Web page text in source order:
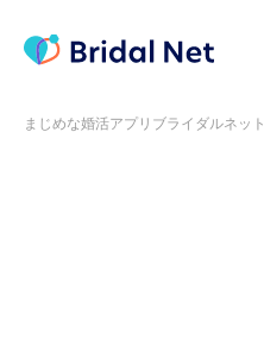
まじめな婚活アプリブライダルネット